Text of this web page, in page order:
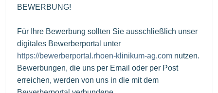
BEWERBUNG!
Für Ihre Bewerbung sollten Sie ausschließlich unser
digitales Bewerberportal unter
https://bewerberportal.rhoen-klinikum-ag.com nutzen.
Bewerbungen, die uns per Email oder per Post
erreichen, werden von uns in die mit dem